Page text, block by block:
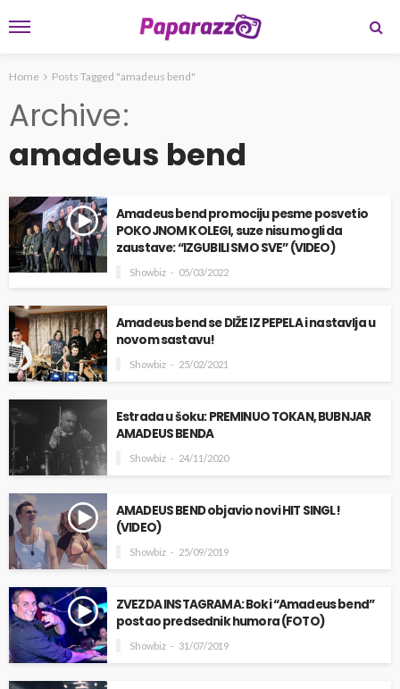
Home Posts Tagged "amadeus bend"
Archive
amadeus bend
Amadeus bend promociju pesme posvetio
POKOJNOM KOLEGI, suze nisu mogli da
zaustave: “IZGUBILI SMO SVE” (VIDEO)
Showbiz 05/03/2022
Amadeus bend se DIŽE IZ PEPELA i nastavlja u
novom sastavu!
Showbiz 25/02/2021
Estrada u šoku: PREMINUO TOKAN, BUBNJAR
AMADEUS BENDA
Showbiz 24/11/2020
AMADEUS BEND objavio novi HIT SINGL!
(VIDEO)
Showbiz 25/09/2019
ZVEZDA INSTAGRAMA: Boki “Amadeus bend”
postao predsednik humora (FOTO)
Showbiz 31/07/2019